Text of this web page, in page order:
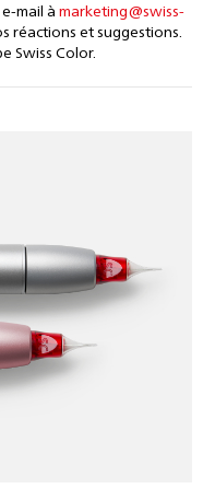
mail à marketing@swiss-
réactions et suggestions.
Swiss Color.